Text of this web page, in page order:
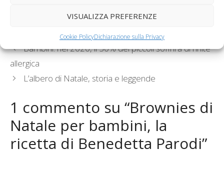
VISUALIZZA PREFERENZE
Cookie PolicyDichiarazione sulla Privacy
Alimentazione del bambino
cotto e mangiato,dolci per Natale,Natale 2011
Bambini: nel 2020, il 50% dei piccoli soffrirà di rinite
allergica
L’albero di Natale, storia e leggende
1 commento su “Brownies di
Natale per bambini, la
ricetta di Benedetta Parodi”